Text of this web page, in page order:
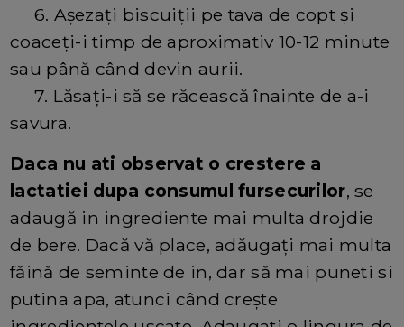
6. Așezați biscuiții pe tava de copt și
coaceți-i timp de aproximativ 10-12 minute
sau până când devin aurii.
7. Lăsați-i să se răcească înainte de a-i
savura.
Daca nu ati observat o crestere a
lactatiei dupa consumul fursecurilor, se
adaugă in ingrediente mai multa drojdie
de bere. Dacă vă place, adăugați mai multa
făină de seminte de in, dar să mai puneti si
putina apa, atunci când crește